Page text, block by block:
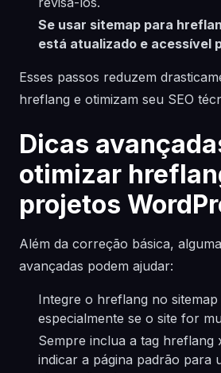
Se usar sitemap para
está atualizado e acessível
Esses passos reduzem
hreflang e otimizam seu SEO
Dicas
otimizar
projetos
Além da correção básica,
avançadas podem ajudar:
Integre o hreflang no sitemap
especialmente se o site for
Sempre inclua a tag hreflang
indicar a página padrão para